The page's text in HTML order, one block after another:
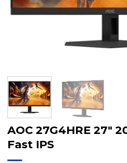
AOC 27G4HRE 27″
Fast IPS